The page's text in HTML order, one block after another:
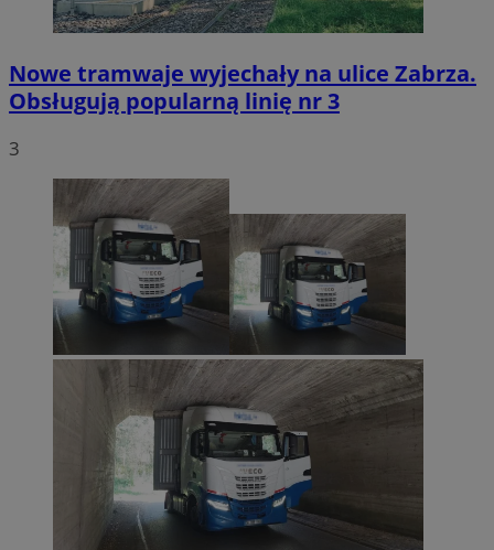
Nowe tramwaje wyjechały na ulice Zabrza.
Obsługują popularną linię nr 3
3